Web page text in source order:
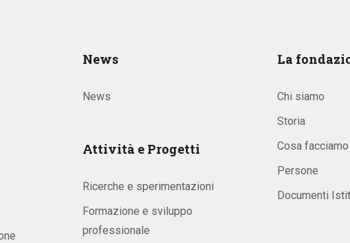
News
News
Attività e Progetti
Ricerche e sperimentazioni
Formazione e sviluppo
professionale
La
Chi siamo
Storia
Cosa facciamo
Persone
Documenti